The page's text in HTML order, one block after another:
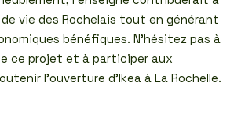
vie des Rochelais tout en générant
bénéfiques. N’hésitez pas à
ce projet et à participer aux
l’ouverture d’Ikea à La Rochelle.